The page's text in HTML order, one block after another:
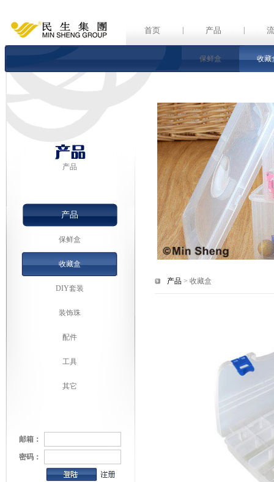
首页 产品
保鲜盒 收藏
产品
产品
保鲜盒
收藏盒
DIY套装
装饰珠
配件
工具
其它
邮箱：
密码：
产品 > 收藏盒